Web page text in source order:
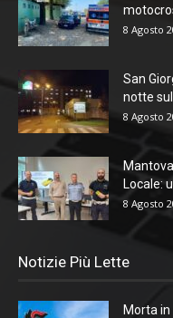
8 Agosto
San
notte
8 Agosto
Locale:
8 Agosto
Notizie Più Lette
Morta